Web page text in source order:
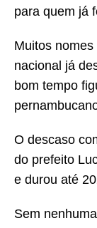
para quem já
Muitos
nacional já
bom tempo
O descaso
do prefeito
e durou até
Sem